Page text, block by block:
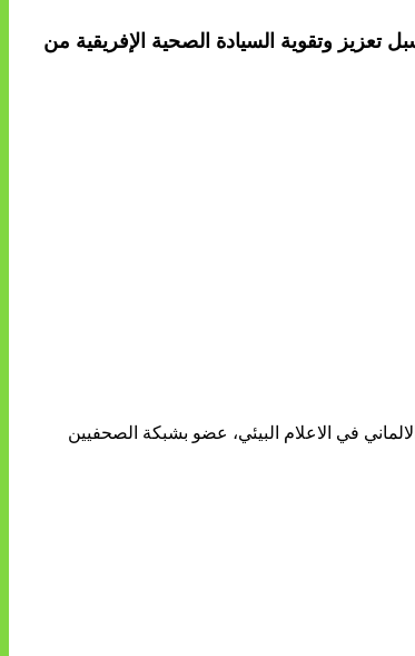
تعزيز وتقوية السيادة الصحية الإفريقية من
في الاعلام البيئي، عضو بشبكة الصحفيين